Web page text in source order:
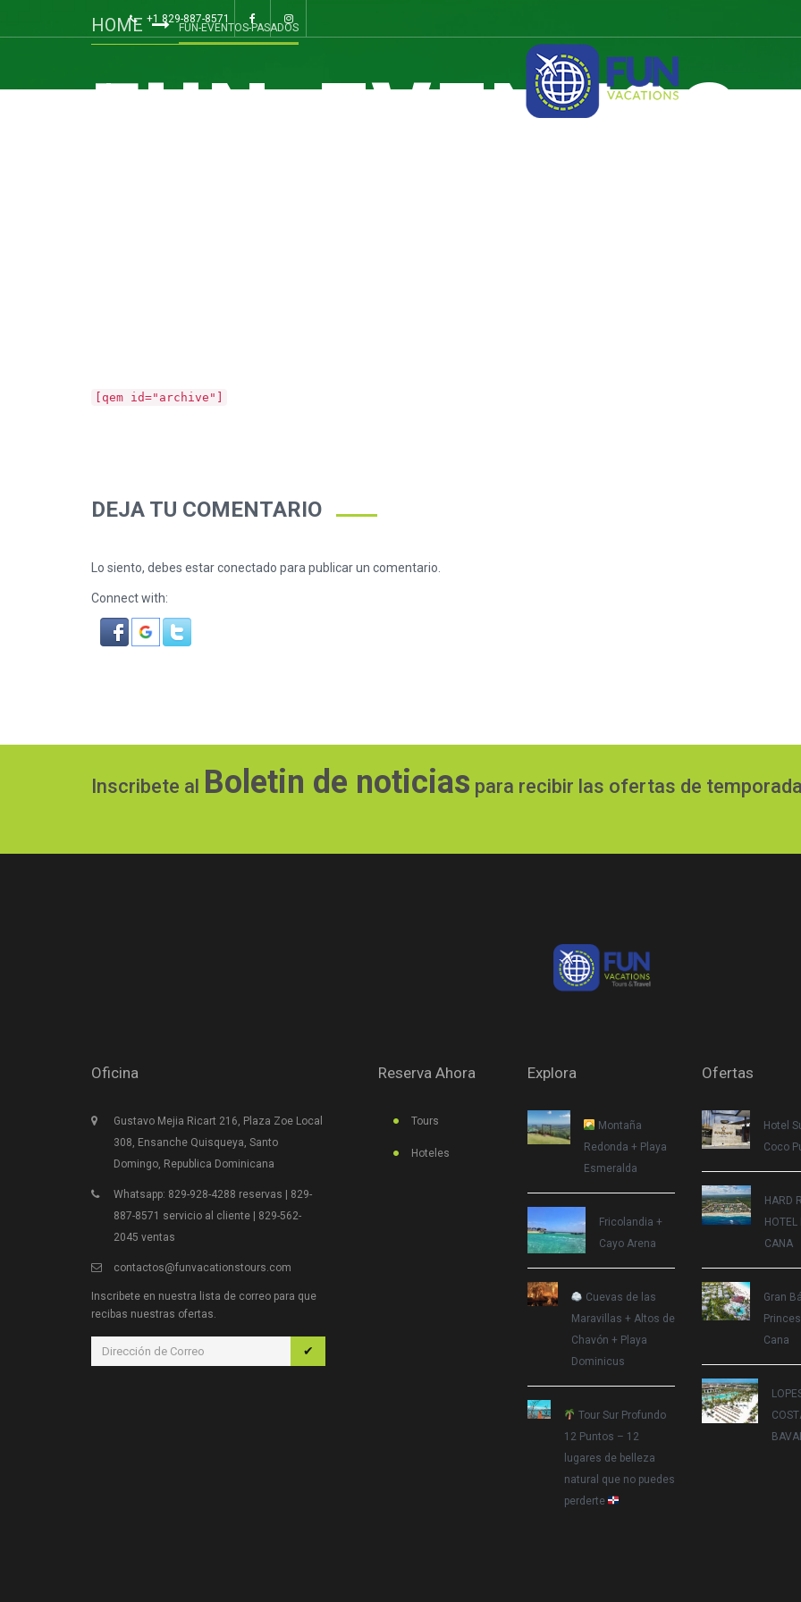
+1 829-887-8571
HOME FUN-EVENTOS-PASADOS
FUN-EVENTOS-
[qem id="archive"]
DEJA TU COMENTARIO
Lo siento, debes estarconectado para publicar un comentario.
Connect with:
Inscribete al Boletin de noticias para recibir las ofertas de
Oficina
Gustavo Mejia Ricart 216, Plaza Zoe Local
308, Ensanche Quisqueya, Santo
Domingo, Republica Dominicana
Whatsapp: 829-928-4288 reservas | 829-
887-8571 servicio al cliente | 829-562-
2045 ventas
contactos@funvacationstours.com
Inscribete en nuestra lista de correo para que
recibas nuestras ofertas.
✔
Reserva Ahora
Tours
Hoteles
Explora
Montaña
Redonda + Playa
Esmeralda
Fricolandia +
Cayo Arena
Cuevas de las
Maravillas + Altos de
Chavón + Playa
Dominicus
Tour Sur Profundo
12 Puntos – 12
lugares de belleza
natural que no puedes
perderte
Ofertas
Hotel
Coco
HARD
HOTEL
CANA
Gran
Cana